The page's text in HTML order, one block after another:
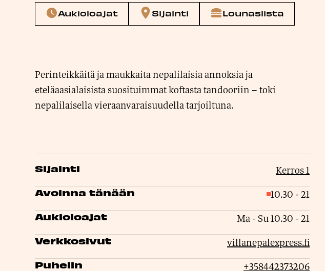
Aukioloajat Sijainti Lounaslista
Perinteikkäitä ja maukkaita nepalilaisia annoksia ja
eteläaasialaisista suosituimmat koftasta tandooriin – toki
nepalilaisella vieraanvaraisuudella tarjoiltuna.
Sijainti Kerros 1
Avoinna tänään
S
u
j
e
10.30-21
Aukioloajat Ma - Su10.30-21
Verkkosivut villanepalexpress.fi
Puhelin +358442373206